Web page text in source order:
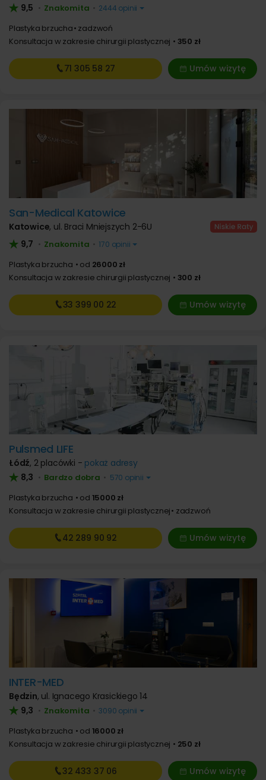
9,5 • Znakomita • 2444 opinii
Plastyka brzucha zadzwoń
Konsultacja w zakresie chirurgii plastycznej
350 zł
Umów wizytę
71 305 58 27
San-Medical Katowice
Katowice, ul. Braci Mniejszych 2-6U
9,7 • Znakomita • 170 opinii
Plastyka brzucha od 26000 zł
Konsultacja w zakresie chirurgii plastycznej
300 zł
Umów wizytę
33 399 00 22
Pulsmed LIFE
Łódź, 2 placówki - pokaż adresy
8,3 • Bardzo dobra • 570 opinii
Plastyka brzucha od 15000 zł
Konsultacja w zakresie chirurgii plastycznej zadzwoń
Umów wizytę
42 289 90 92
INTER-MED
Będzin, ul. Ignacego Krasickiego 14
9,3 • Znakomita • 3090 opinii
Plastyka brzucha od 16000 zł
Konsultacja w zakresie chirurgii plastycznej
250 zł
Umów wizytę
32 433 37 06